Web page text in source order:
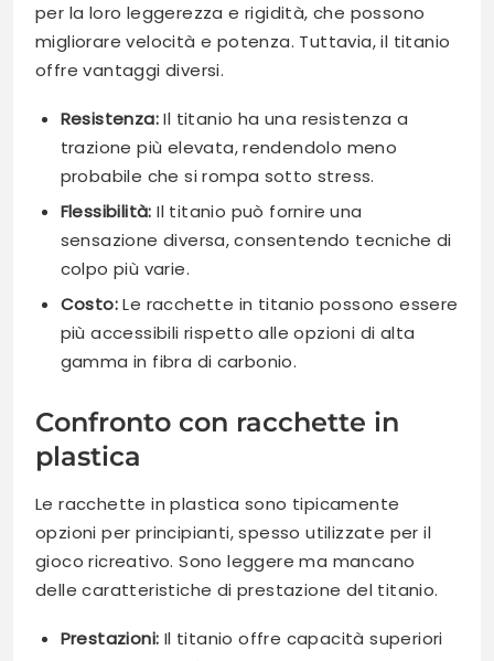
per la loro leggerezza e rigidità, che possono
migliorare velocità e potenza. Tuttavia, il titanio
offre vantaggi diversi.
Resistenza:Il titanio ha una resistenza a
trazione più elevata, rendendolo meno
probabile che si rompa sotto stress.
Flessibilità: Il titanio può fornire una
sensazione diversa, consentendo tecniche di
colpo più varie.
Costo:Le racchette in titanio possono essere
più accessibili rispetto alle opzioni di alta
gamma in fibra di carbonio.
Confronto con racchette in
plastica
Le racchette in plastica sono tipicamente
opzioni per principianti, spesso utilizzate per il
gioco ricreativo. Sono leggere ma mancano
delle caratteristiche di prestazione del titanio.
Prestazioni: Il titanio offre capacità superiori